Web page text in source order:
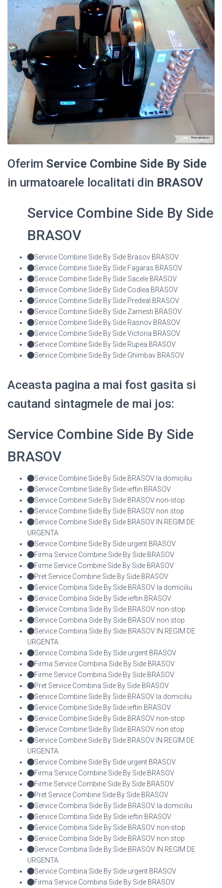
Oferim Service Combine Side By Side
in urmatoarele localitati din BRASOV
Service Combine Side By Side
BRASOV
Service Combine Side By Side Brasov BRASOV
Service Combine Side By Side Fagaras BRASOV
Service Combine Side By Side Sacele BRASOV
Service Combine Side By Side Codlea BRASOV
Service Combine Side By Side Predeal BRASOV
Service Combine Side By Side Zarnesti BRASOV
Service Combine Side By Side Rasnov BRASOV
Service Combine Side By Side Victoria BRASOV
Service Combine Side By Side Rupea BRASOV
Service Combine Side By Side Ghimbav BRASOV
Aceasta pagina a mai fost gasita si
cautand sintagmele de mai jos:
Service Combine Side By Side
BRASOV
Service Combine Side By Side BRASOV la domiciliu
Service Combine Side By Side ieftin BRASOV
Service Combine Side By Side BRASOV non-stop
Service Combine Side By Side BRASOV non stop
Service Combine Side By Side BRASOV IN REGIM DE
URGENTA
Service Combine Side By Side urgent BRASOV
Firma Service Combine Side By Side BRASOV
Firme Service Combine Side By Side BRASOV
Pret Service Combine Side By Side BRASOV
Service Combina Side By Side BRASOV la domiciliu
Service Combina Side By Side ieftin BRASOV
Service Combina Side By Side BRASOV non-stop
Service Combina Side By Side BRASOV non stop
Service Combina Side By Side BRASOV IN REGIM DE
URGENTA
Service Combina Side By Side urgent BRASOV
Firma Service Combina Side By Side BRASOV
Firme Service Combina Side By Side BRASOV
Pret Service Combina Side By Side BRASOV
Service Combine Side By Side BRASOV la domiciliu
Service Combine Side By Side ieftin BRASOV
Service Combine Side By Side BRASOV non-stop
Service Combine Side By Side BRASOV non stop
Service Combine Side By Side BRASOV IN REGIM DE
URGENTA
Service Combine Side By Side urgent BRASOV
Firma Service Combine Side By Side BRASOV
Firme Service Combine Side By Side BRASOV
Pret Service Combine Side By Side BRASOV
Service Combina Side By Side BRASOV la domiciliu
Service Combina Side By Side ieftin BRASOV
Service Combina Side By Side BRASOV non-stop
Service Combina Side By Side BRASOV non stop
Service Combina Side By Side BRASOV IN REGIM DE
URGENTA
Service Combina Side By Side urgent BRASOV
Firma Service Combina Side By Side BRASOV